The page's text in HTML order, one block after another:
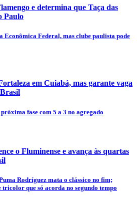
e determina que Taça das
Paulo
Econômica Federal, mas clube paulista pode
em Cuiabá, mas garante vaga
fase com 5 a 3 no agregado
o Fluminense e avança às quartas
Rodríguez mata o clássico no fim;
que só acorda no segundo tempo